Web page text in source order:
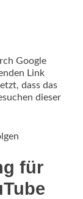
Google
Link
dass das
dieser
für